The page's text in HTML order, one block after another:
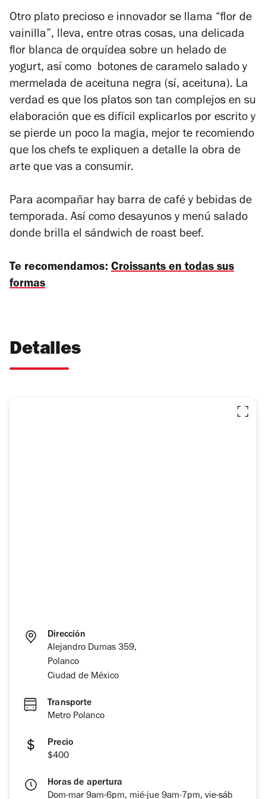
Otro plato precioso e innovador se llama “flor de
vainilla”, lleva, entre otras cosas, una delicada
flor blanca de orquídea sobre un helado de
yogurt, así como botones de caramelo salado y
mermelada de aceituna negra (sí, aceituna). La
verdad es que los platos son tan complejos en su
elaboración que es difícil explicarlos por escrito y
se pierde un poco la magia, mejor te recomiendo
que los chefs te expliquen a detalle la obra de
arte que vas a consumir.
Para acompañar hay barra de café y bebidas de
temporada. Así como desayunos y menú salado
donde brilla el sándwich de roast beef.
Te recomendamos: Croissants en todas sus
formas
Detalles
Dirección
Alejandro Dumas 359,
Polanco
Ciudad de México
Transporte
Metro Polanco
Precio
$400
Horas de apertura
Dom-mar 9am-6pm, mié-jue 9am-7pm, vie-sáb